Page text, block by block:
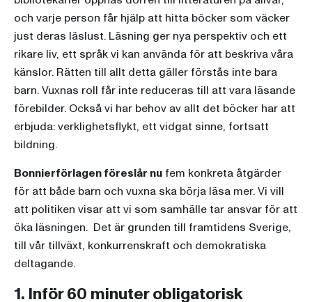
och varje person får hjälp att hitta böcker som väcker
just deras läslust. Läsning ger nya perspektiv och ett
rikare liv, ett språk vi kan använda för att beskriva våra
känslor. Rätten till allt detta gäller förstås inte bara
barn. Vuxnas roll får inte reduceras till att vara läsande
förebilder. Också vi har behov av allt det böcker har att
erbjuda: verklighetsflykt, ett vidgat sinne, fortsatt
bildning.
Bonnierförlagen föreslår nu fem konkreta åtgärder
för att både barn och vuxna ska börja läsa mer. Vi vill
att politiken visar att vi som samhälle tar ansvar för att
öka läsningen. Det är grunden till framtidens Sverige,
till vår tillväxt, konkurrenskraft och demokratiska
deltagande.
1. Inför 60 minuter obligatorisk